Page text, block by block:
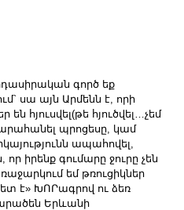
գործ եք
սա այն Արմենն է, որի
են հյուսվել(թե հյուծվել…չեմ
պրոցեսը, կամ
ապահովել,
իրենք գումարը ջուրը չեն
եմ թռուցիկներ
է» ԽՈՐագրով ու ձեռ
Երևանի